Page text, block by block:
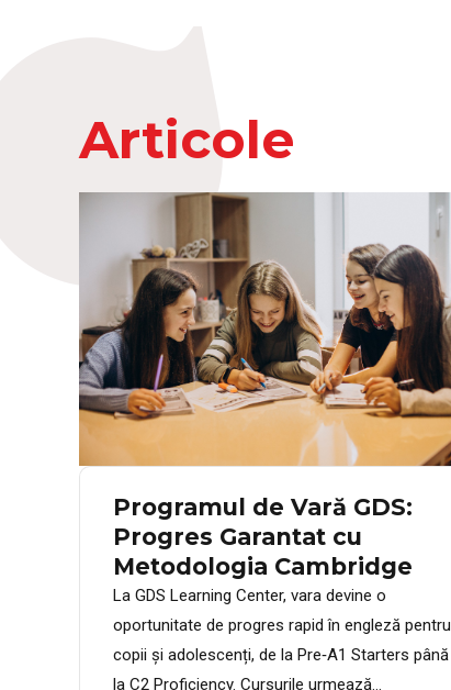
Articole
Programul de Vară GDS:
Progres Garantat cu
Metodologia Cambridge
La GDS Learning Center, vara devine o
oportunitate de progres rapid în engleză pentru
copii și adolescenți, de la Pre‐A1 Starters până
la C2 Proficiency. Cursurile urmează